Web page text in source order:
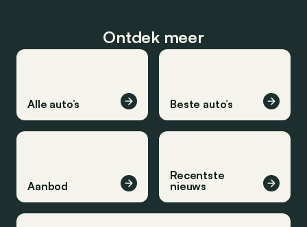
Ontdek meer
Alle auto’s Beste auto’s
Aanbod
Recentste
nieuws